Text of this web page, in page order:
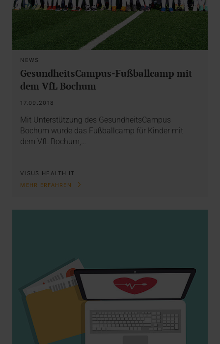
NEWS
GesundheitsCampus-Fußballcamp mit
dem VfL Bochum
17.09.2018
Mit Unterstützung des GesundheitsCampus
Bochum wurde das Fußballcamp für Kinder mit
dem VfL Bochum,…
VISUS HEALTH IT
MEHR ERFAHREN